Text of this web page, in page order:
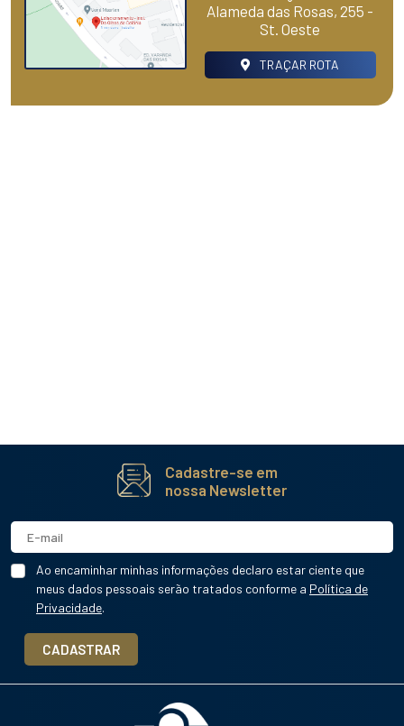
Alameda das Rosas, 255 -
St. Oeste
TRAÇAR ROTA
Cadastre-se em
nossa Newsletter
Ao encaminhar minhas informações declaro estar ciente que
meus dados pessoais serão tratados conforme a Política de
Privacidade.
CADASTRAR